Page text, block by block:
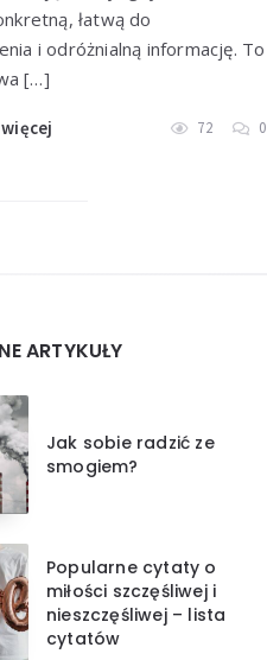
łatwą do
i odróżnialną informację. To
[…]
72 0
ARTYKUŁY
Jak sobie radzić ze
smogiem?
Popularne cytaty o
miłości szczęśliwej i
nieszczęśliwej – lista
cytatów